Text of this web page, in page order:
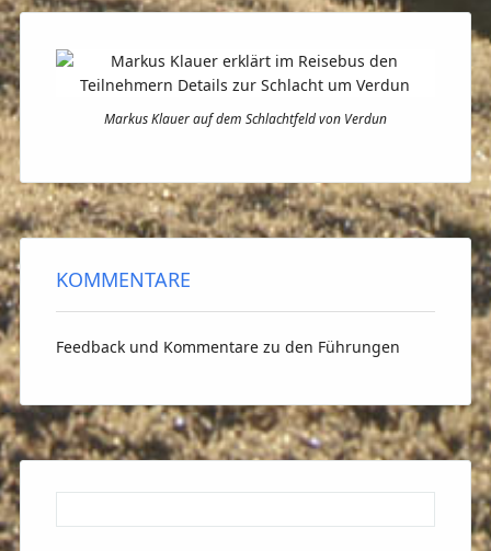
Markus Klauer auf dem Schlachtfeld von Verdun
KOMMENTARE
Feedback und Kommentare zu den Führungen